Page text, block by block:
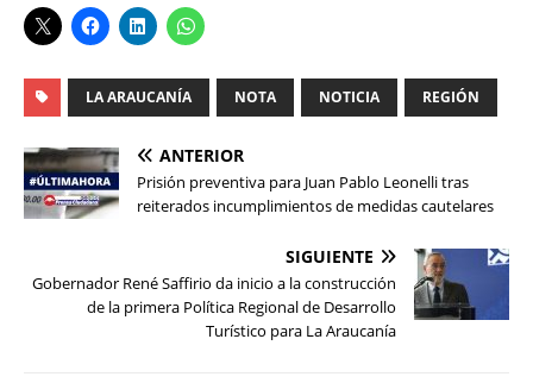
LA ARAUCANÍA NOTA NOTICIA REGIÓN
ANTERIOR
Prisión preventiva para Juan Pablo Leonelli tras
reiterados incumplimientos de medidas cautelares
SIGUIENTE
Gobernador René Saffirio da inicio a la construcción
de la primera Política Regional de Desarrollo
Turístico para La Araucanía